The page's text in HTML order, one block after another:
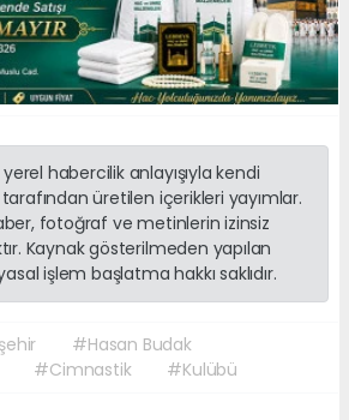
habercilik anlayışıyla kendi
üretilen içerikleri yayımlar.
fotoğraf ve metinlerin izinsiz
Kaynak gösterilmeden yapılan
işlem başlatma hakkı saklıdır.
#Hasan Budak
#Cimnastik #Kulübü